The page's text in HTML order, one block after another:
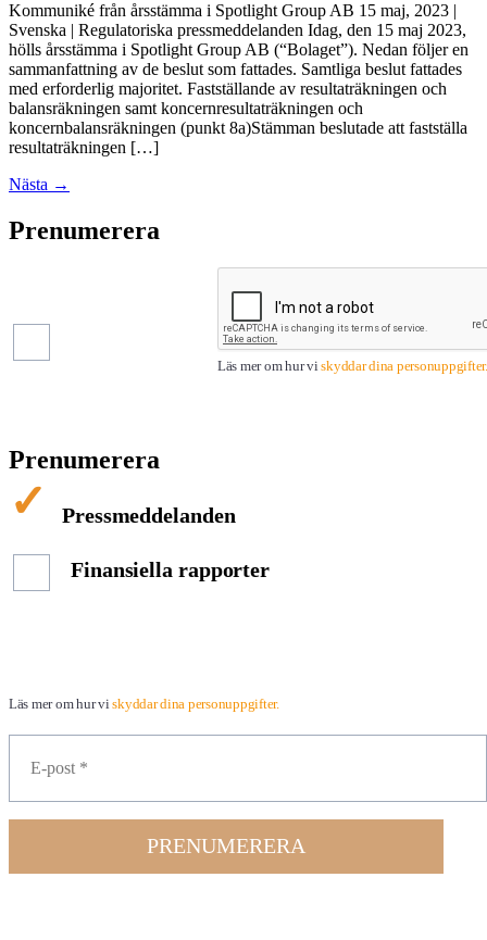
Kommuniké från årsstämma i Spotlight Group AB 15 maj, 2023 |
Svenska | Regulatoriska pressmeddelanden Idag, den 15 maj 2023,
hölls årsstämma i Spotlight Group AB (“Bolaget”). Nedan följer en
sammanfattning av de beslut som fattades. Samtliga beslut fattades
med erforderlig majoritet. Fastställande av resultaträkningen och
balansräkningen samt koncernresultaträkningen och
koncernbalansräkningen (punkt 8a)Stämman beslutade att fastställa
resultaträkningen […]
Nästa →
Prenumerera
Läs mer om hur viskyddar dina personuppgifter.
Prenumerera
Pressmeddelanden
Finansiella rapporter
Läs mer om hur viskyddar dina personuppgifter.
PRENUMERERA